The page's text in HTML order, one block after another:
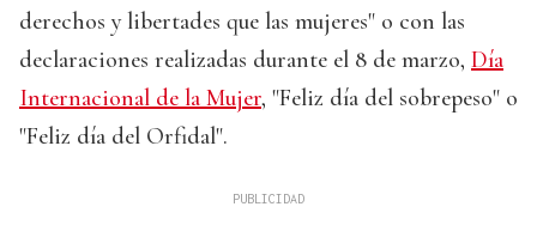
derechos y libertades que las mujeres" o con las
declaraciones realizadas durante el 8 de marzo, Día
Internacional de la Mujer, "Feliz día del sobrepeso" o
"Feliz día del Orfidal".